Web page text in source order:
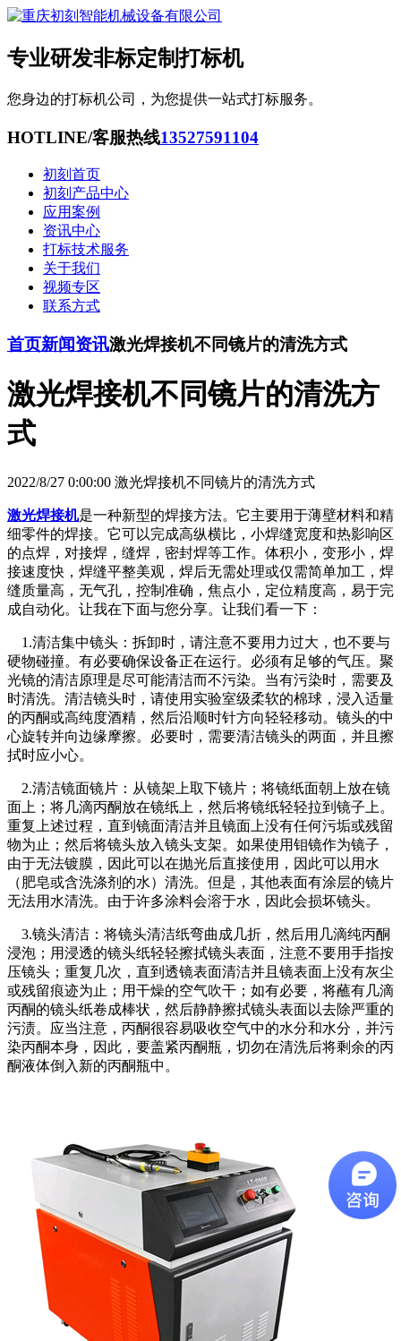
专业研发非标定制打标机
您身边的打标机公司，为您提供一站式打标服务。
HOTLINE/客服热线13527591104
初刻首页
初刻产品中心
应用案例
资讯中心
打标技术服务
关于我们
视频专区
联系方式
首页新闻资讯激光焊接机不同镜片的清洗方式
激光焊接机不同镜片的清洗方
式
2022/8/27 0:00:00 激光焊接机不同镜片的清洗方式
激光焊接机是一种新型的焊接方法。它主要用于薄壁材料和精
细零件的焊接。它可以完成高纵横比，小焊缝宽度和热影响区
的点焊，对接焊，缝焊，密封焊等工作。体积小，变形小，焊
接速度快，焊缝平整美观，焊后无需处理或仅需简单加工，焊
缝质量高，无气孔，控制准确，焦点小，定位精度高，易于完
成自动化。让我在下面与您分享。让我们看一下：
1.清洁集中镜头：拆卸时，请注意不要用力过大，也不要与
硬物碰撞。有必要确保设备正在运行。必须有足够的气压。聚
光镜的清洁原理是尽可能清洁而不污染。当有污染时，需要及
时清洗。清洁镜头时，请使用实验室级柔软的棉球，浸入适量
的丙酮或高纯度酒精，然后沿顺时针方向轻轻移动。镜头的中
心旋转并向边缘摩擦。必要时，需要清洁镜头的两面，并且擦
拭时应小心。
2.清洁镜面镜片：从镜架上取下镜片；将镜纸面朝上放在镜
面上；将几滴丙酮放在镜纸上，然后将镜纸轻轻拉到镜子上。
重复上述过程，直到镜面清洁并且镜面上没有任何污垢或残留
物为止；然后将镜头放入镜头支架。如果使用钼镜作为镜子，
由于无法镀膜，因此可以在抛光后直接使用，因此可以用水
（肥皂或含洗涤剂的水）清洗。但是，其他表面有涂层的镜片
无法用水清洗。由于许多涂料会溶于水，因此会损坏镜头。
3.镜头清洁：将镜头清洁纸弯曲成几折，然后用几滴纯丙酮
浸泡；用浸透的镜头纸轻轻擦拭镜头表面，注意不要用手指按
压镜头；重复几次，直到透镜表面清洁并且镜表面上没有灰尘
或残留痕迹为止；用干燥的空气吹干；如有必要，将蘸有几滴
丙酮的镜头纸卷成棒状，然后静静擦拭镜头表面以去除严重的
污渍。应当注意，丙酮很容易吸收空气中的水分和水分，并污
染丙酮本身，因此，要盖紧丙酮瓶，切勿在清洗后将剩余的丙
酮液体倒入新的丙酮瓶中。